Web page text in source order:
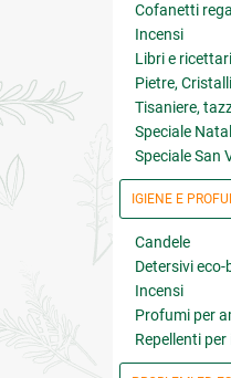
Cofanetti
Incensi
Libri e ricettari
Pietre,
Tisaniere,
Speciale
Speciale San
IGIENE E
Candele
Detersivi eco-
Incensi
Profumi per
Repellenti